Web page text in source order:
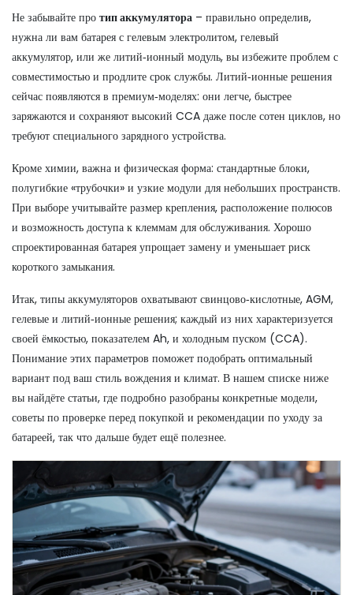
Не забывайте про тип аккумулятора – правильно определив,
нужна ли вам батарея с гелевым электролитом, гелевый
аккумулятор, или же литий‑ионный модуль, вы избежите проблем с
совместимостью и продлите срок службы. Литий‑ионные решения
сейчас появляются в премиум‑моделях: они легче, быстрее
заряжаются и сохраняют высокий CCA даже после сотен циклов, но
требуют специального зарядного устройства.
Кроме химии, важна и физическая форма: стандартные блоки,
полугибкие «трубочки» и узкие модули для небольших пространств.
При выборе учитывайте размер крепления, расположение полюсов
и возможность доступа к клеммам для обслуживания. Хорошо
спроектированная батарея упрощает замену и уменьшает риск
короткого замыкания.
Итак, типы аккумуляторов охватывают свинцово‑кислотные, AGM,
гелевые и литий‑ионные решения; каждый из них характеризуется
своей ёмкостью, показателем Ah, и холодным пуском (CCA).
Понимание этих параметров поможет подобрать оптимальный
вариант под ваш стиль вождения и климат. В нашем списке ниже
вы найдёте статьи, где подробно разобраны конкретные модели,
советы по проверке перед покупкой и рекомендации по уходу за
батареей, так что дальше будет ещё полезнее.